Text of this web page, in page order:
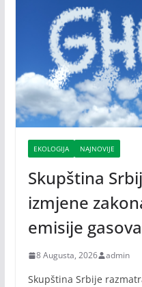
EKOLOGIJA NAJNOVIJE
Skupština
izmjene
emisije gasova
8 Augusta, 2026 admin
Skupština Srbije